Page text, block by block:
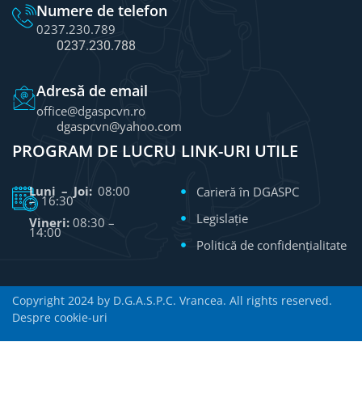
Numere de telefon
0237.230.789
0237.230.788
Adresă de email
office@dgaspcvn.ro
dgaspcvn@yahoo.com
PROGRAM DE LUCRU
Luni – Joi: 08:00
– 16:30
Vineri: 08:30 –
14:00
LINK-URI UTILE
Carieră în DGASPC
Legislație
Politică de confidențialitate
Copyright 2024 by D.G.A.S.P.C. Vrancea. All rights reserved.
Despre cookie-uri